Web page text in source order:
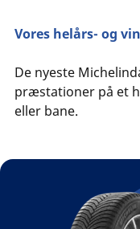
Vores helårs- og
De nyeste
præstationer på et
eller bane.